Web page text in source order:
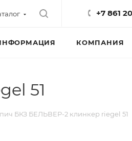
+7 861
КОМПАНИЯ
51
БКЗ БЕЛЬВЕР-2 клинкер riegel 51